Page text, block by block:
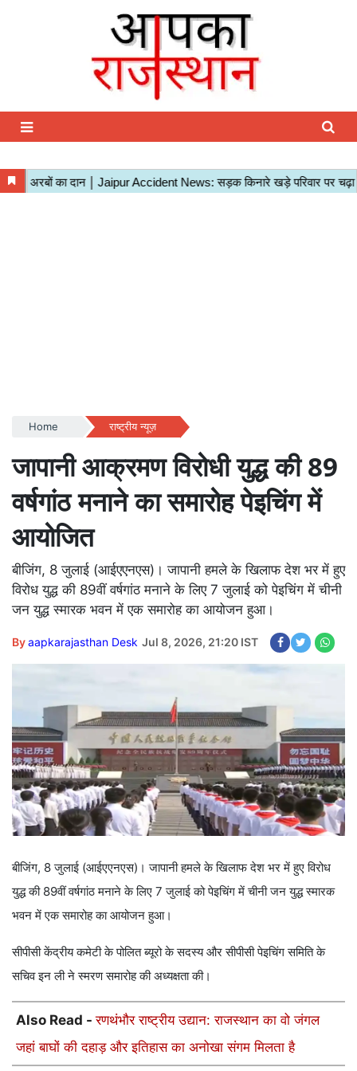
Home राष्ट्रीय न्यूज़
जापानी आक्रमण विरोधी युद्ध की 89
वर्षगांठ मनाने का समारोह पेइचिंग में
आयोजित
बीजिंग, 8 जुलाई (आईएएनएस)। जापानी हमले के खिलाफ देश भर में हुए
विरोध युद्ध की 89वीं वर्षगांठ मनाने के लिए 7 जुलाई को पेइचिंग में चीनी
जन युद्ध स्मारक भवन में एक समारोह का आयोजन हुआ।
Byaapkarajasthan Desk Jul 8, 2026, 21:20 IST
बीजिंग, 8 जुलाई (आईएएनएस)। जापानी हमले के खिलाफ देश भर में हुए विरोध
युद्ध की 89वीं वर्षगांठ मनाने के लिए 7 जुलाई को पेइचिंग में चीनी जन युद्ध स्मारक
भवन में एक समारोह का आयोजन हुआ।
सीपीसी केंद्रीय कमेटी के पोलित ब्यूरो के सदस्य और सीपीसी पेइचिंग समिति के
सचिव इन ली ने स्मरण समारोह की अध्यक्षता की।
Also Read -रणथंभौर राष्ट्रीय उद्यान: राजस्थान का वो जंगल
जहां बाघों की दहाड़ और इतिहास का अनोखा संगम मिलता है